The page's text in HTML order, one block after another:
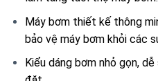
Máy bơm thiết kế thông
bảo vệ máy bơm khỏi các
Kiểu dáng bơm nhỏ gọn,